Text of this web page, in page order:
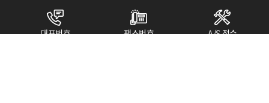
대표번호 팩스번호 A/S 접수